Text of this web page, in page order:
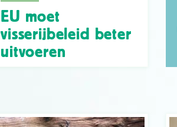
EU moet
visserijbeleid beter
uitvoeren